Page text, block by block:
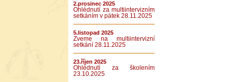
2.prosinec 2025
Ohlédnutí za multiintervizním
setkáním v pátek 28.11.2025
5.listopad 2025
Zveme na multiintervizní
setkání 28.11.2025
23.říjen 2025
Ohlédnutí za školením
23.10.2025